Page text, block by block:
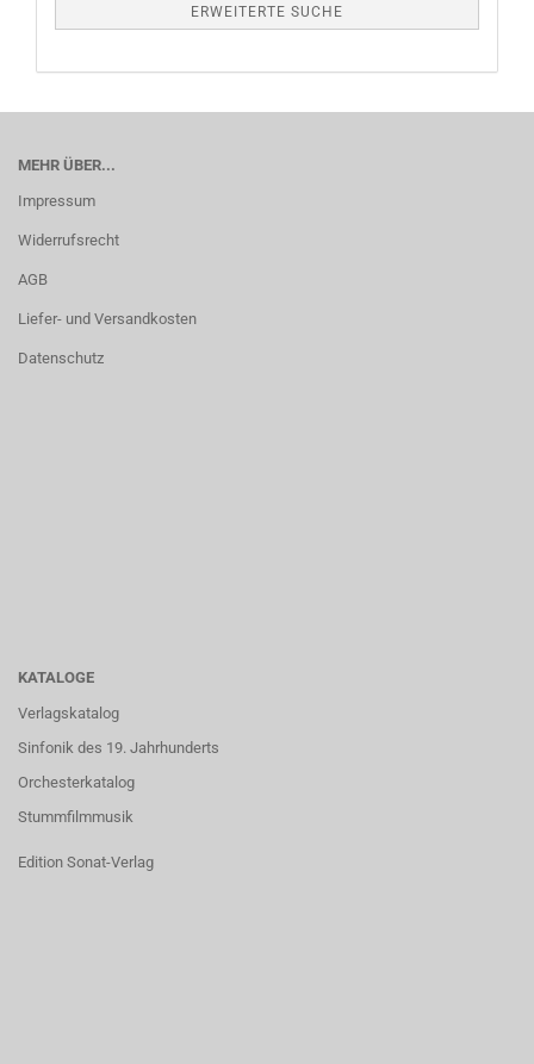
ERWEITERTE SUCHE
MEHR ÜBER...
Impressum
Widerrufsrecht
AGB
Liefer- und Versandkosten
Datenschutz
KATALOGE
Verlagskatalog
Sinfonik des 19. Jahrhunderts
Orchesterkatalog
Stummfilmmusik
Edition Sonat-Verlag